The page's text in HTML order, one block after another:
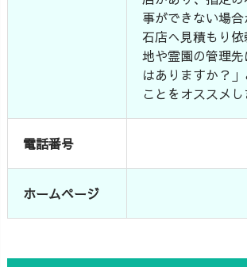
事ができない場
石店へ見積もり
地や霊園の管理
はありますか？
ことをオススメし
電話番号
ホームページ